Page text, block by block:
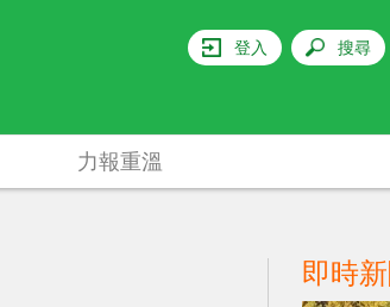
登入 搜尋
力報重溫
即時